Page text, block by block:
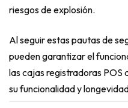
riesgos de explosión.
Al seguir estas pautas de
pueden garantizar el
las cajas registradoras POS
su funcionalidad y